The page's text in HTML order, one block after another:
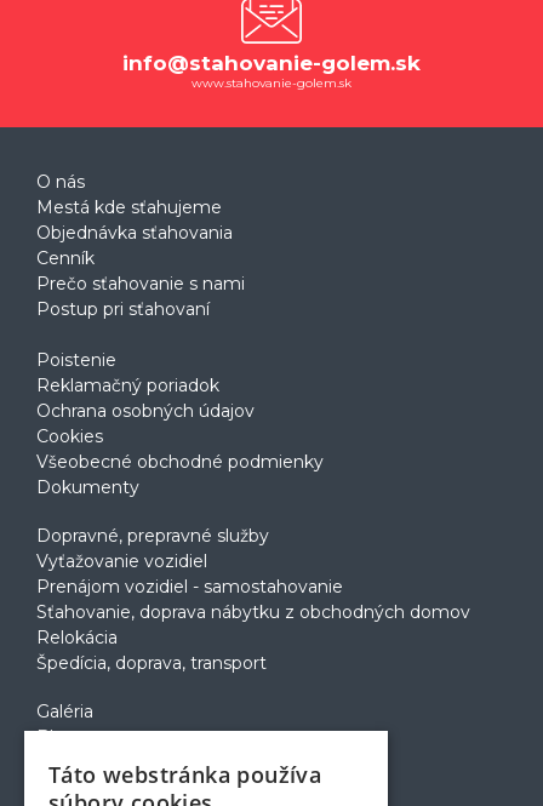
info@stahovanie-golem.sk
www.stahovanie-golem.sk
O nás
Mestá kde sťahujeme
Objednávka sťahovania
Cenník
Prečo sťahovanie s nami
Postup pri sťahovaní
Poistenie
Reklamačný poriadok
Ochrana osobných údajov
Cookies
Všeobecné obchodné podmienky
Dokumenty
Dopravné, prepravné služby
Vyťažovanie vozidiel
Prenájom vozidiel - samostahovanie
Sťahovanie, doprava nábytku z obchodných domov
Relokácia
Špedícia, doprava, transport
Galéria
Blog
Voľné pozície
Zapožičanie krabíc
Táto webstránka používa